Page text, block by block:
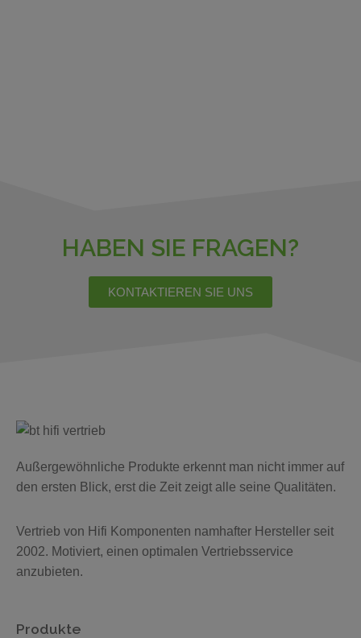
HABEN SIE FRAGEN?
KONTAKTIEREN SIE UNS
Außergewöhnliche Produkte erkennt man nicht immer auf
den ersten Blick, erst die Zeit zeigt alle seine Qualitäten.
Vertrieb von Hifi Komponenten namhafter Hersteller seit
2002. Motiviert, einen optimalen Vertriebsservice
anzubieten.
Produkte